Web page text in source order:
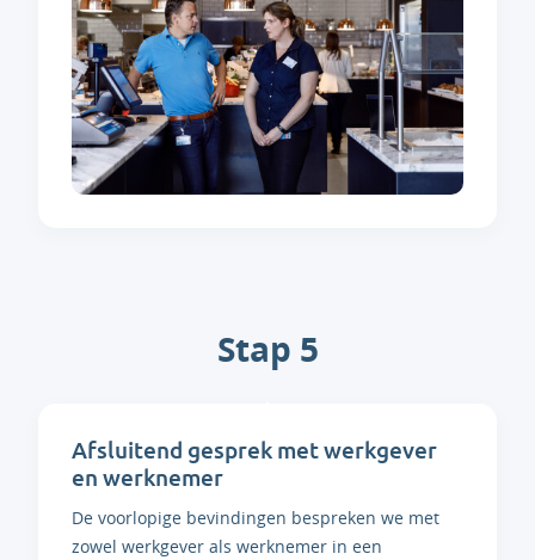
Stap 5
Afsluitend gesprek met werkgever
en werknemer
De voorlopige bevindingen bespreken we met
zowel werkgever als werknemer in een